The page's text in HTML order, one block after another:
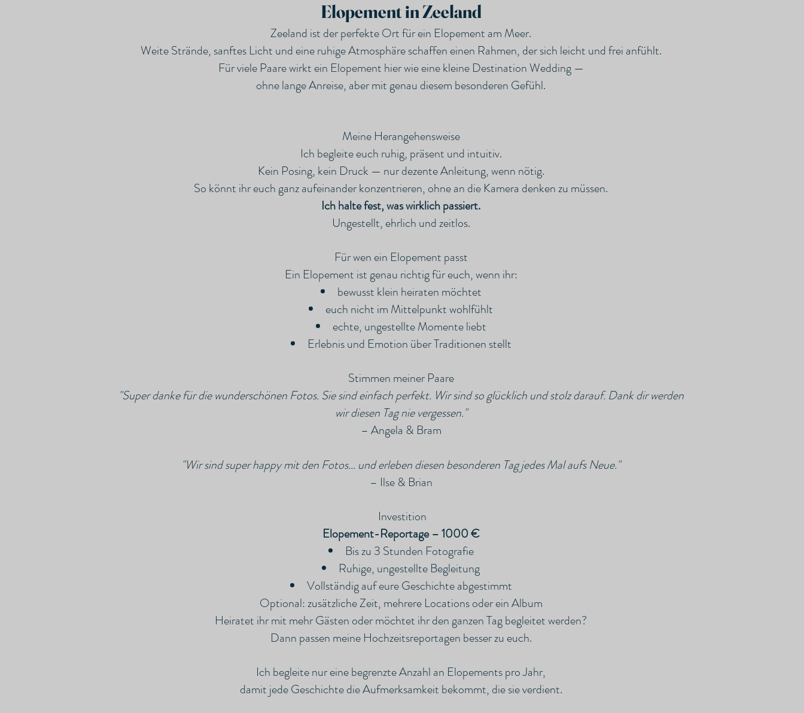
Elopement in Zeeland
Zeeland ist der perfekte Ort für ein Elopement am Meer.
Weite Strände, sanftes Licht und eine ruhige Atmosphäre schaffen einen Rahmen, der sich leicht und frei anfühlt.
Für viele Paare wirkt ein Elopement hier wie eine kleine Destination Wedding —
ohne lange Anreise, aber mit genau diesem besonderen Gefühl.
Meine Herangehensweise
Ich begleite euch ruhig, präsent und intuitiv.
Kein Posing, kein Druck — nur dezente Anleitung, wenn nötig.
So könnt ihr euch ganz aufeinander konzentrieren, ohne an die Kamera denken zu müssen.
Ich halte fest, was wirklich passiert.
Ungestellt, ehrlich und zeitlos.
Für wen ein Elopement passt
Ein Elopement ist genau richtig für euch, wenn ihr:
bewusst klein heiraten möchtet
euch nicht im Mittelpunkt wohlfühlt
echte, ungestellte Momente liebt
Erlebnis und Emotion über Traditionen stellt
Stimmen meiner Paare
"Super danke für die wunderschönen Fotos. Sie sind einfach perfekt. Wir sind so glücklich und stolz darauf. Dank dir werden
wir diesen Tag nie vergessen."
– Angela & Bram
"Wir sind super happy mit den Fotos… und erleben diesen besonderen Tag jedes Mal aufs Neue."
– Ilse & Brian
Investition
Elopement-Reportage – 1000 €
Bis zu 3 Stunden Fotografie
Ruhige, ungestellte Begleitung
Vollständig auf eure Geschichte abgestimmt
Optional: zusätzliche Zeit, mehrere Locations oder ein Album
Heiratet ihr mit mehr Gästen oder möchtet ihr den ganzen Tag begleitet werden?
Dann passen meine Hochzeitsreportagen besser zu euch.
Ich begleite nur eine begrenzte Anzahl an Elopements pro Jahr,
damit jede Geschichte die Aufmerksamkeit bekommt, die sie verdient.